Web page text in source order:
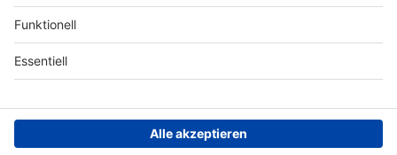
Grounding Page ROCK
ANTENNE
Datenschutz­erklärung
Cookie- und Drittanbieter-
einstellungen